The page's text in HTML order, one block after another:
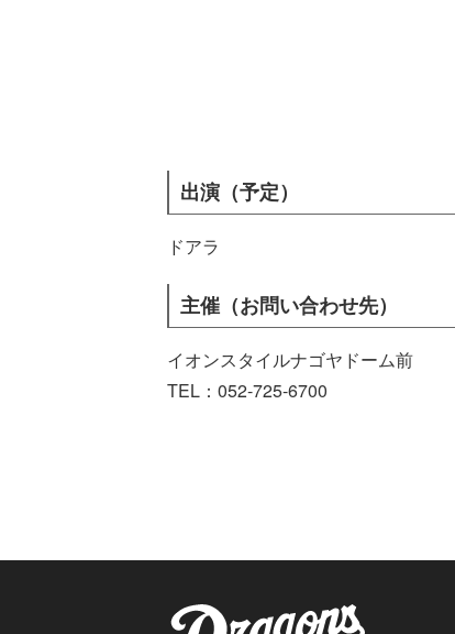
出演（予定）
ドアラ
主催（お問い合わせ先）
イオンスタイルナゴヤドーム前
TEL：052-725-6700